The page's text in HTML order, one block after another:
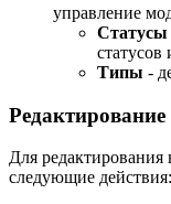
управление
Статусы
статусов
Типы -
Для
следующие действия: